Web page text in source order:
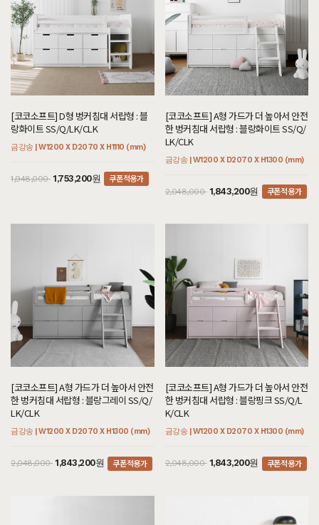
[코코소프트] D형 벙커침대 서랍형 : 블
랑화이트 SS/Q/LK/CLK
금강송 | W1200 X D2070 X H1110 (mm)
1,948,000 1,753,200원 쿠폰적용가
[코코소프트] A형 가드가 더 높아서 안전
한 벙커침대 서랍형 : 블랑화이트 SS/Q/
LK/CLK
금강송 | W1200 X D2070 X H1300 (mm)
2,048,000 1,843,200원 쿠폰적용가
[코코소프트] A형 가드가 더 높아서 안전
한 벙커침대 서랍형 : 블랑그레이 SS/Q/
LK/CLK
금강송 | W1200 X D2070 X H1300 (mm)
2,048,000 1,843,200원 쿠폰적용가
[코코소프트] A형 가드가 더 높아서 안전
한 벙커침대 서랍형 : 블랑핑크 SS/Q/L
K/CLK
금강송 | W1200 X D2070 X H1300 (mm)
2,048,000 1,843,200원 쿠폰적용가